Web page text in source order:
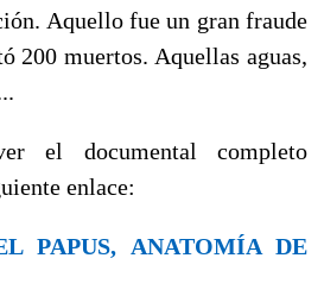
Aquello fue un gran fraude
200 muertos. Aquellas aguas,
el documental completo
enlace:
PAPUS, ANATOMÍA DE